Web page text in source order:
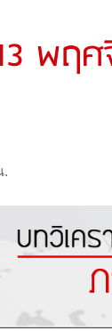
พฤ
.